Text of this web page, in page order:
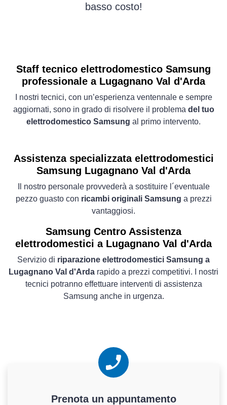
basso costo!
Staff tecnico elettrodomestico Samsung
professionale a Lugagnano Val d'Arda
I nostri tecnici, con un’esperienza ventennale e sempre
aggiornati, sono in grado di risolvere il problema del tuo
elettrodomestico Samsung al primo intervento.
Assistenza specializzata elettrodomestici
Samsung Lugagnano Val d'Arda
Il nostro personale provvederà a sostituire l´eventuale
pezzo guasto con ricambi originali Samsung a prezzi
vantaggiosi.
Samsung Centro Assistenza
elettrodomestici a Lugagnano Val d'Arda
Servizio di riparazione elettrodomestici Samsung a
Lugagnano Val d'Arda rapido a prezzi competitivi. I nostri
tecnici potranno effettuare interventi di assistenza
Samsung anche in urgenza.
Prenota un appuntamento